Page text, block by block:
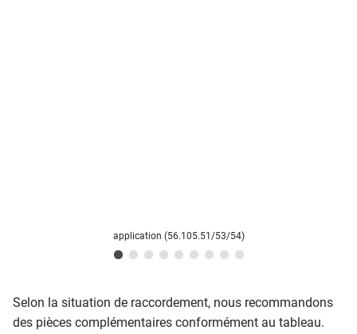
application (56.105.51/53/54)
Selon la situation de raccordement, nous recommandons
des pièces complémentaires conformément au tableau.